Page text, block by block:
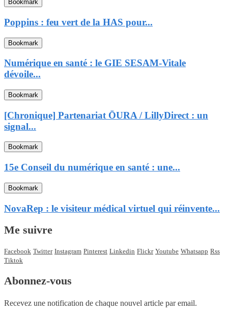
Bookmark
Poppins : feu vert de la HAS pour...
Bookmark
Numérique en santé : le GIE SESAM-Vitale
dévoile...
Bookmark
[Chronique] Partenariat ŌURA / LillyDirect : un
signal...
Bookmark
15e Conseil du numérique en santé : une...
Bookmark
NovaRep : le visiteur médical virtuel qui réinvente...
Me suivre
Facebook Twitter Instagram Pinterest Linkedin Flickr Youtube Whatsapp Rss
Tiktok
Abonnez-vous
Recevez une notification de chaque nouvel article par email.